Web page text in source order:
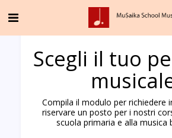
Scegli il tuo
Compila il modulo per richiedere
riservare un posto per i nostri
scuola primaria e alla musica